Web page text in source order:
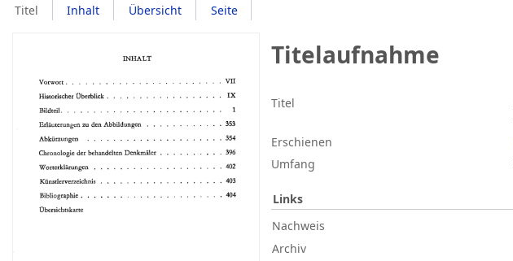
Titel Inhalt Übersicht Seite
Titelaufnahme
Titel
Erschienen
Umfang
Links
Nachweis
Archiv